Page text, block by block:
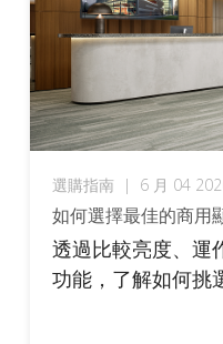
選購指南 | 6 月 04
如何選擇最佳的商用
透過比較亮度、運
功能，了解如何挑